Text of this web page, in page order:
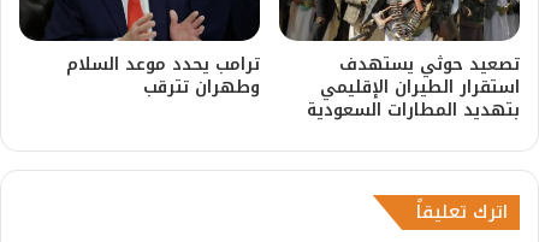
​تصعيد حوثي يستهدف
استقرار الطيران الإقليمي
بتهديد المطارات السعودية
ترامب يحدد موعد السلام
وطهران تترقب
اترك تعليقاً